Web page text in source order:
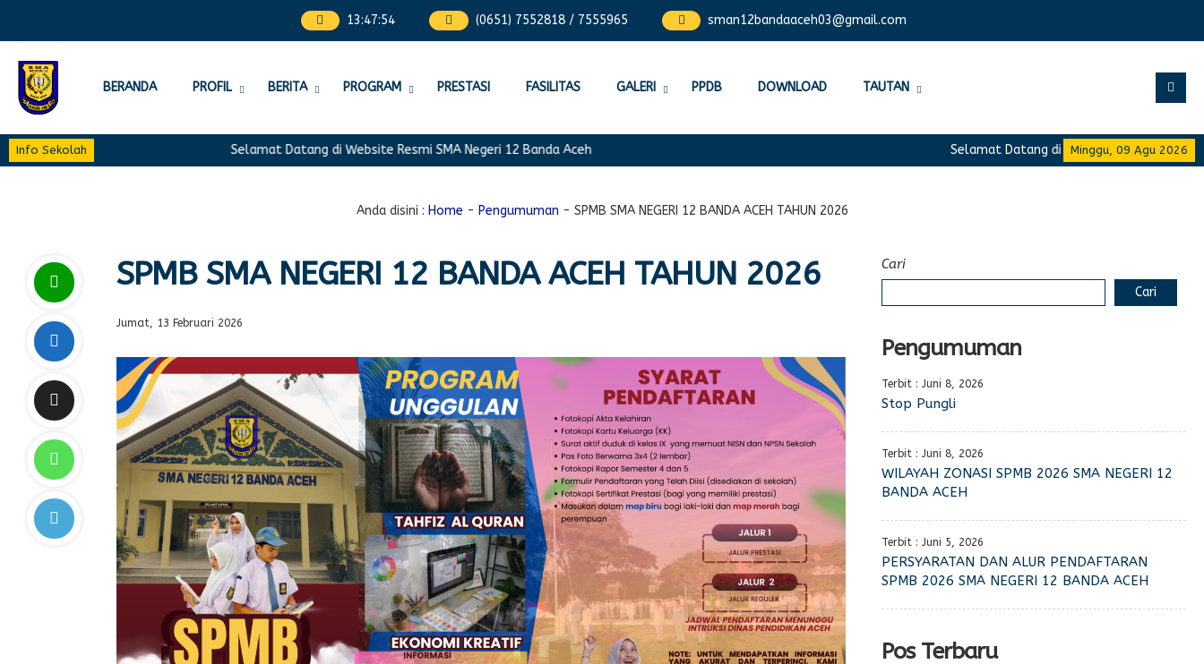
13:47:55 (0651) 7552818 / 7555965 sman12bandaaceh03@gmail.com
BERANDA PROFIL BERITA PROGRAM PRESTASI FASILITAS GALERI PPDB DOWNLOAD TAUTAN
Info Sekolah Minggu, 09 Agu 2026
Selamat Datang di Website Resmi SMA
Selamat Datang di Website Resmi SMA Negeri 12 Banda Aceh
Anda disini : Home - Pengumuman - SPMB SMA NEGERI 12 BANDA ACEH TAHUN 2026
SPMB SMA NEGERI 12 BANDA ACEH TAHUN 2026
Jumat, 13 Februari 2026
Cari
Cari
Pengumuman
Terbit : Juni 8, 2026
Stop Pungli
Terbit : Juni 8, 2026
WILAYAH ZONASI SPMB 2026 SMA NEGERI 12
BANDA ACEH
Terbit : Juni 5, 2026
PERSYARATAN DAN ALUR PENDAFTARAN
SPMB 2026 SMA NEGERI 12 BANDA ACEH
Pos Terbaru